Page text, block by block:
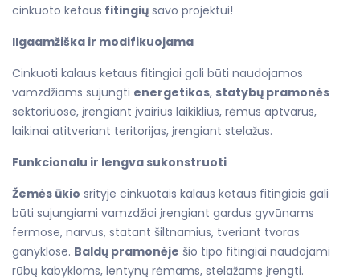
cinkuoto ketaus fitingių savo projektui!
Ilgaamžiška ir modifikuojama
Cinkuoti kalaus ketaus fitingiai gali būti naudojamos
vamzdžiams sujungti energetikos, statybų pramonės
sektoriuose, įrengiant įvairius laikiklius, rėmus aptvarus,
laikinai atitveriant teritorijas, įrengiant stelažus.
Funkcionalu ir lengva sukonstruoti
Žemės ūkio srityje cinkuotais kalaus ketaus fitingiais gali
būti sujungiami vamzdžiai įrengiant gardus gyvūnams
fermose, narvus, statant šiltnamius, tveriant tvoras
ganyklose. Baldų pramonėje šio tipo fitingiai naudojami
rūbų kabykloms, lentynų rėmams, stelažams įrengti.